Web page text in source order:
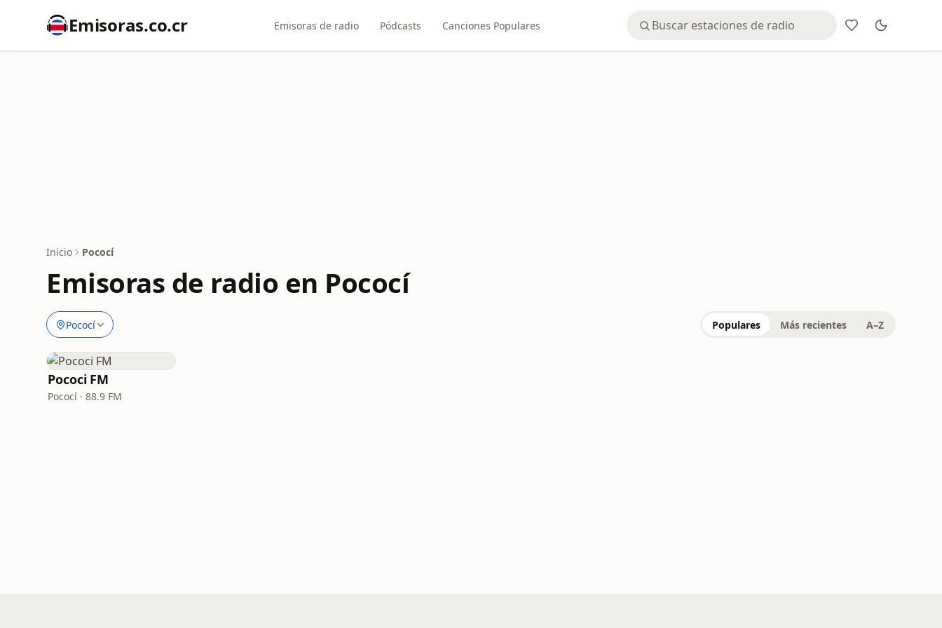
Emisoras.co.cr Emisoras de radio Pódcasts Canciones Populares
Inicio Pococí
Emisoras de radio en Pococí
Pococí Populares Más recientes A–Z
Pococi FM
Pococí · 88.9 FM